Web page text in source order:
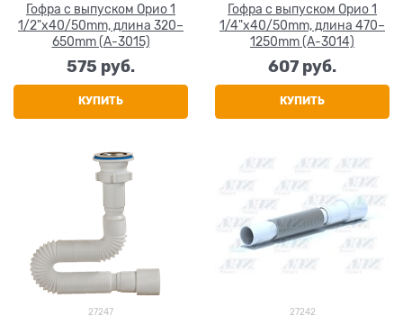
Гофра с выпуском Орио 1
1/2"x40/50mm, длина 320–
650mm (A-3015)
575 руб.
КУПИТЬ
Гофра с выпуском Орио 1
1/4"x40/50mm, длина 470–
1250mm (A-3014)
607 руб.
КУПИТЬ
27247 27242